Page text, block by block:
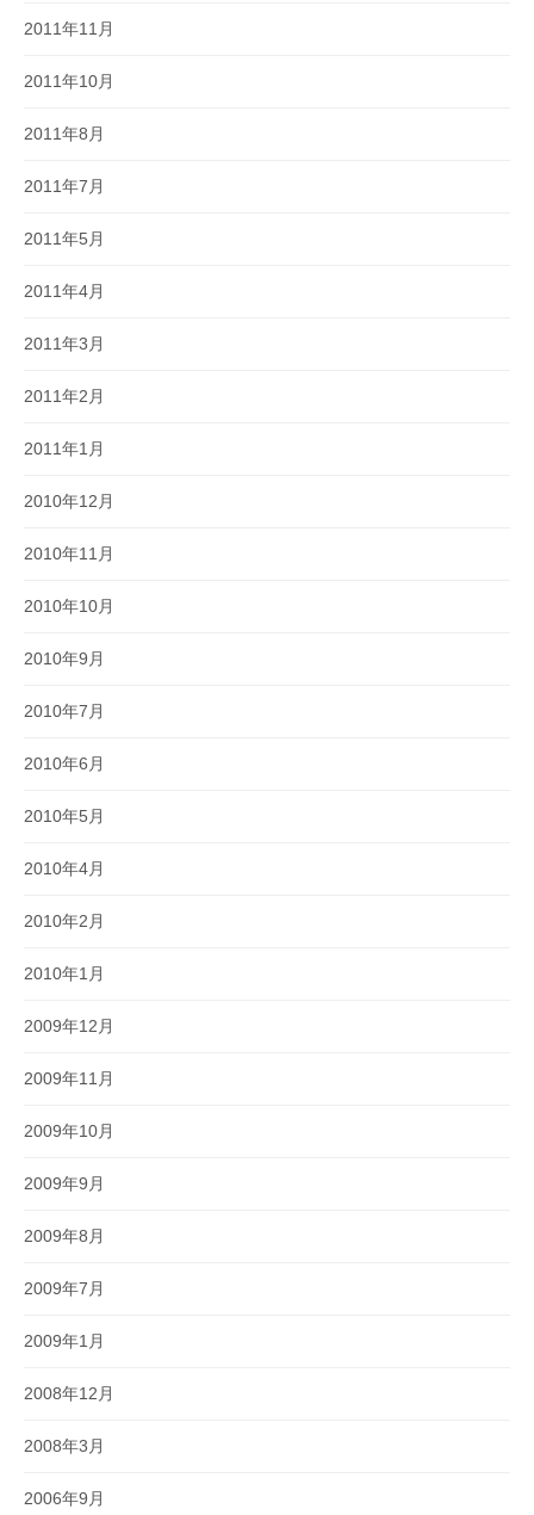
2011年11月
2011年10月
2011年8月
2011年7月
2011年5月
2011年4月
2011年3月
2011年2月
2011年1月
2010年12月
2010年11月
2010年10月
2010年9月
2010年7月
2010年6月
2010年5月
2010年4月
2010年2月
2010年1月
2009年12月
2009年11月
2009年10月
2009年9月
2009年8月
2009年7月
2009年1月
2008年12月
2008年3月
2006年9月